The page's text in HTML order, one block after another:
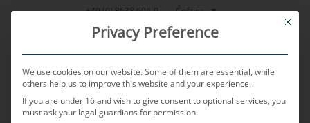
Přeskočit
+49 (0) 8638 604-0 Čeština
MENU
This
Privacy Preference
We use cookies on our website. Some of them are essential, while
others help us to improve this website and your experience.
If you are under 16 and wish to give consent to optional services, you
must ask your legal guardians for permission.